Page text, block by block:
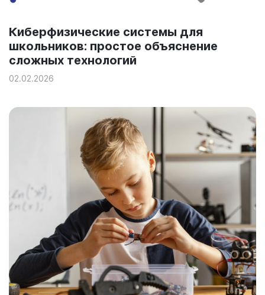
Киберфизические системы для
школьников: простое объяснение
сложных технологий
02.02.2026